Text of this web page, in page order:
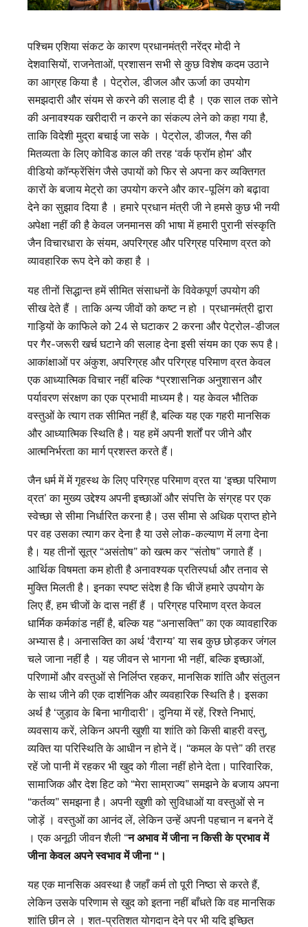
पश्चिम एशिया संकट के कारण प्रधानमंत्री नरेंद्र मोदी ने
देशवासियों, राजनेताओं, प्रशासन सभी से कुछ विशेष कदम उठाने
का आग्रह किया है । पेट्रोल, डीजल और ऊर्जा का उपयोग
समझदारी और संयम से करने की सलाह दी है । एक साल तक सोने
की अनावश्यक खरीदारी न करने का संकल्प लेने को कहा गया है,
ताकि विदेशी मुद्रा बचाई जा सके । पेट्रोल, डीजल, गैस की
मितव्यता के लिए कोविड काल की तरह ‘वर्क फ्रॉम होम’ और
वीडियो कॉन्फ्रेंसिंग जैसे उपायों को फिर से अपना कर व्यक्तिगत
कारों के बजाय मेट्रो का उपयोग करने और कार-पूलिंग को बढ़ावा
देने का सुझाव दिया है । हमारे प्रधान मंत्री जी ने हमसे कुछ भी नयी
अपेक्षा नहीं की है केवल जनमानस की भाषा में हमारी पुरानी संस्कृति
जैन विचारधारा के संयम, अपरिग्रह और परिग्रह परिमाण व्रत को
व्यावहारिक रूप देने को कहा है ।
यह तीनों सिद्धान्त हमें सीमित संसाधनों के विवेकपूर्ण उपयोग की
सीख देते हैं । ताकि अन्य जीवों को कष्ट न हो । प्रधानमंत्री द्वारा
गाड़ियों के काफिले को 24 से घटाकर 2 करना और पेट्रोल-डीजल
पर गैर-जरूरी खर्च घटाने की सलाह देना इसी संयम का एक रूप है।
आकांक्षाओं पर अंकुश, अपरिग्रह और परिग्रह परिमाण व्रत केवल
एक आध्यात्मिक विचार नहीं बल्कि *प्रशासनिक अनुशासन और
पर्यावरण संरक्षण का एक प्रभावी माध्यम है। यह केवल भौतिक
वस्तुओं के त्याग तक सीमित नहीं है, बल्कि यह एक गहरी मानसिक
और आध्यात्मिक स्थिति है। यह हमें अपनी शर्तों पर जीने और
आत्मनिर्भरता का मार्ग प्रशस्त करते हैं।
जैन धर्म में में गृहस्थ के लिए परिग्रह परिमाण व्रत या ‘इच्छा परिमाण
व्रत’ का मुख्य उद्देश्य अपनी इच्छाओं और संपत्ति के संग्रह पर एक
स्वेच्छा से सीमा निर्धारित करना है। उस सीमा से अधिक प्राप्त होने
पर वह उसका त्याग कर देना है या उसे लोक-कल्याण में लगा देना
है। यह तीनों सूत्र “असंतोष” को खत्म कर “संतोष” जगाते हैं ।
आर्थिक विषमता कम होती है अनावश्यक प्रतिस्पर्धा और तनाव से
मुक्ति मिलती है। इनका स्पष्ट संदेश है कि चीजें हमारे उपयोग के
लिए हैं, हम चीजों के दास नहीं हैं । परिग्रह परिमाण व्रत केवल
धार्मिक कर्मकांड नहीं है, बल्कि यह “अनासक्ति” का एक व्यावहारिक
अभ्यास है। अनासक्ति का अर्थ ‘वैराग्य’ या सब कुछ छोड़कर जंगल
चले जाना नहीं है । यह जीवन से भागना भी नहीं, बल्कि इच्छाओं,
परिणामों और वस्तुओं से निर्लिप्त रहकर, मानसिक शांति और संतुलन
के साथ जीने की एक दार्शनिक और व्यवहारिक स्थिति है। इसका
अर्थ है ‘जुड़ाव के बिना भागीदारी’। दुनिया में रहें, रिश्ते निभाएं,
व्यवसाय करें, लेकिन अपनी खुशी या शांति को किसी बाहरी वस्तु,
व्यक्ति या परिस्थिति के आधीन न होने दें। “कमल के पत्ते” की तरह
रहें जो पानी में रहकर भी खुद को गीला नहीं होने देता। पारिवारिक,
सामाजिक और देश हिट को “मेरा साम्राज्य” समझने के बजाय अपना
“कर्तव्य” समझना है। अपनी खुशी को सुविधाओं या वस्तुओं से न
जोड़ें । वस्तुओं का आनंद लें, लेकिन उन्हें अपनी पहचान न बनने दें
। एक अनूठी जीवन शैली “न अभाव में जीना न किसी के प्रभाव में
जीना केवल अपने स्वभाव में जीना “।
यह एक मानसिक अवस्था है जहाँ कर्म तो पूरी निष्ठा से करते हैं,
लेकिन उसके परिणाम से खुद को इतना नहीं बाँधते कि वह मानसिक
शांति छीन ले । शत-प्रतिशत योगदान देने पर भी यदि इच्छित